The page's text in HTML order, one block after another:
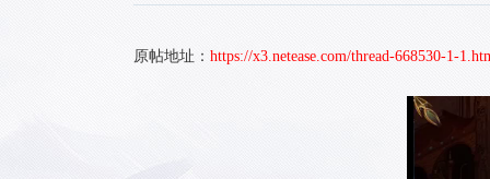
原帖地址： https://x3.netease.com/thread-668530-1-